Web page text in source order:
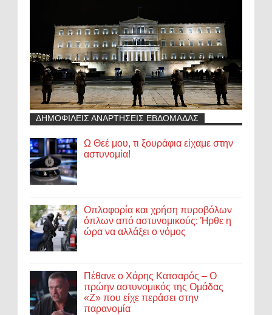
ΔΗΜΟΦΙΛΕΙΣ ΑΝΑΡΤΗΣΕΙΣ ΕΒΔΟΜΑΔΑΣ
Ω Θεέ μου, τι ξουράφια είχαμε στην
αστυνομία!
Οπλοφορία και χρήση πυροβόλων
όπλων από αστυνομικούς: Ήρθε η
ώρα να αλλάξει ο νόμος
Πέθανε ο Χάρης Κατσαρός – Ο
πρώην αστυνομικός της Ομάδας
«Ζ» που είχε περάσει στην
παρανομία